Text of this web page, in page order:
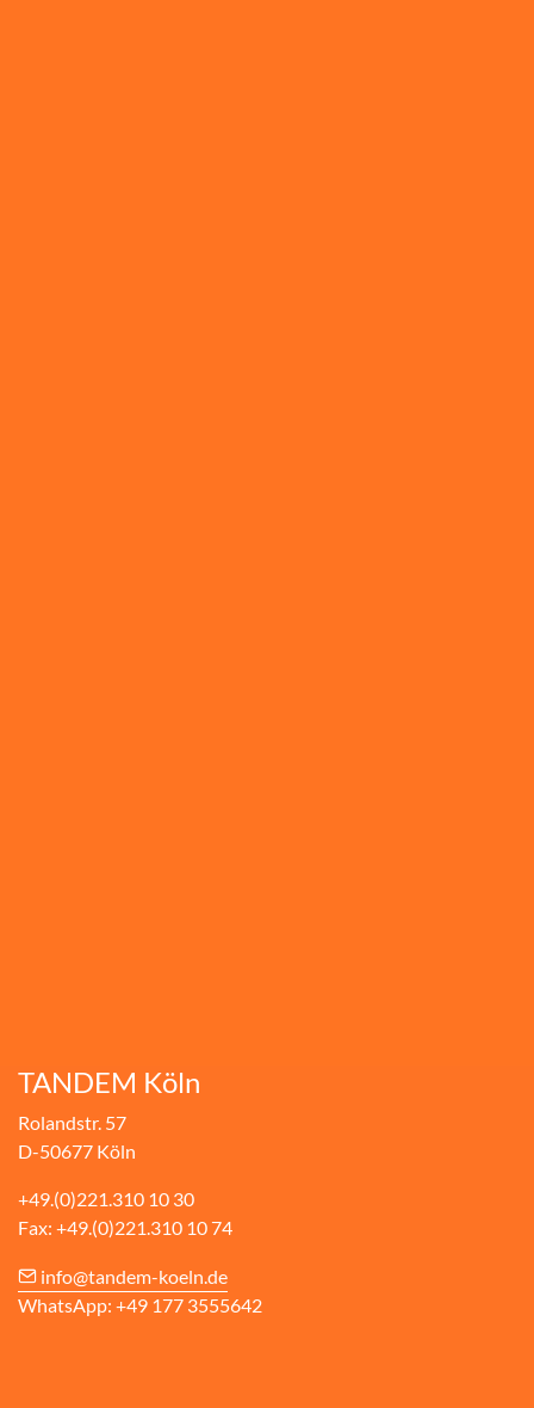
TANDEM Köln
Rolandstr. 57
D-50677 Köln
+49.(0)221.310 10 30
Fax: +49.(0)221.310 10 74
info@tandem-koeln.de
WhatsApp: +49 177 3555642